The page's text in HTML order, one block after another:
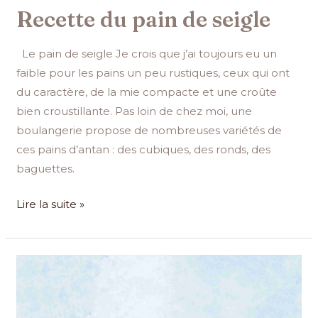
Recette du pain de seigle
Le pain de seigle Je crois que j’ai toujours eu un
faible pour les pains un peu rustiques, ceux qui ont
du caractère, de la mie compacte et une croûte
bien croustillante. Pas loin de chez moi, une
boulangerie propose de nombreuses variétés de
ces pains d’antan : des cubiques, des ronds, des
baguettes.
Lire la suite »